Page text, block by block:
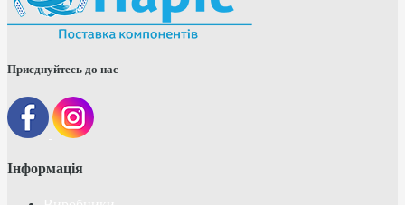
Приєднуйтесь до нас
Інформація